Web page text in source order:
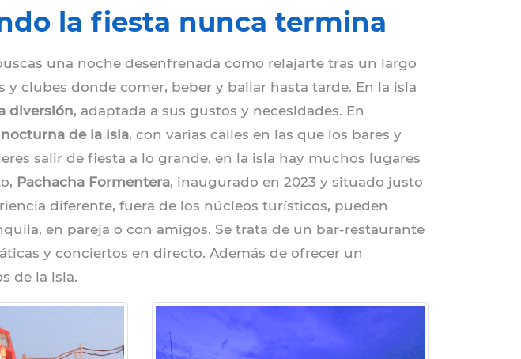
la fiesta nunca termina
una noche desenfrenada como relajarte tras un largo
clubes donde comer, beber y bailar hasta tarde. En la isla
diversión, adaptada a sus gustos y necesidades. En
de la isla, con varias calles en las que los bares y
salir de fiesta a lo grande, en la isla hay muchos lugares
Pachacha Formentera, inaugurado en 2023 y situado justo
diferente, fuera de los núcleos turísticos, pueden
en pareja o con amigos. Se trata de un bar-restaurante
y conciertos en directo. Además de ofrecer un
de la isla.